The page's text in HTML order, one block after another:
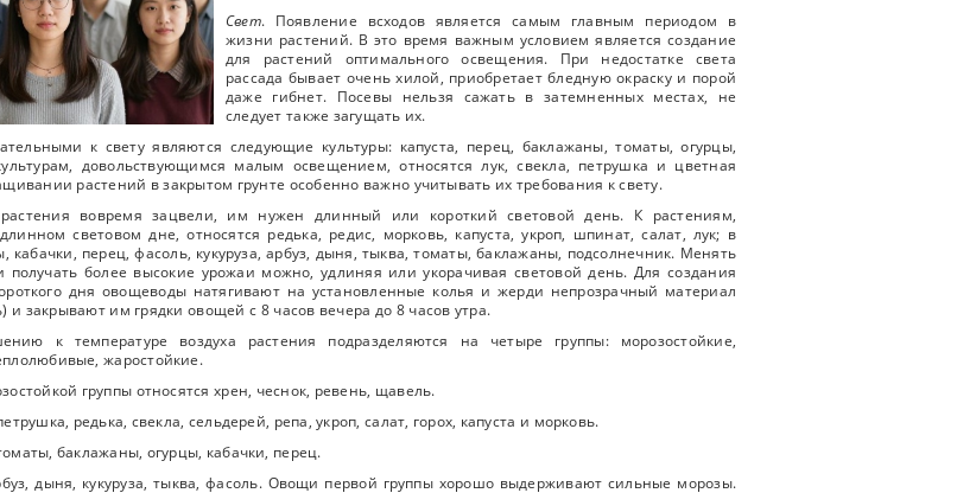
Свет. Появление всходов является самым главным периодом в
жизни растений. В это время важным условием является создание
для растений оптимального освещения. При недостатке света
рассада бывает очень хилой, приобретает бледную окраску и порой
даже гибнет. Посевы нельзя сажать в затемненных местах, не
следует также загущать их.
к свету являются следующие культуры: капуста, перец, баклажаны, томаты, огурцы,
довольствующимся малым освещением, относятся лук, свекла, петрушка и цветная
растений в закрытом грунте особенно важно учитывать их требования к свету.
вовремя зацвели, им нужен длинный или короткий световой день. К растениям,
световом дне, относятся редька, редис, морковь, капуста, укроп, шпинат, салат, лук; в
кабачки, перец, фасоль, кукуруза, арбуз, дыня, тыква, томаты, баклажаны, подсолнечник. Менять
получать более высокие урожаи можно, удлиняя или укорачивая световой день. Для создания
дня овощеводы натягивают на установленные колья и жерди непрозрачный материал
и закрывают им грядки овощей с 8 часов вечера до 8 часов утра.
к температуре воздуха растения подразделяются на четыре группы: морозостойкие,
жаростойкие.
группы относятся хрен, чеснок, ревень, щавель.
редька, свекла, сельдерей, репа, укроп, салат, горох, капуста и морковь.
баклажаны, огурцы, кабачки, перец.
дыня, кукуруза, тыква, фасоль. Овощи первой группы хорошо выдерживают сильные морозы.